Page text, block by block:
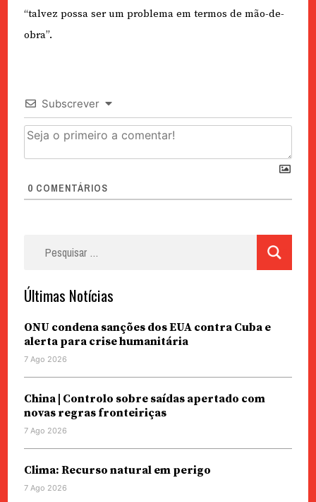
“talvez possa ser um problema em termos de mão-de-
obra”.
Subscrever
0 COMENTÁRIOS
Últimas Notícias
ONU condena sanções dos EUA contra Cuba e
alerta para crise humanitária
7 Ago 2026
China | Controlo sobre saídas apertado com
novas regras fronteiriças
7 Ago 2026
Clima: Recurso natural em perigo
7 Ago 2026